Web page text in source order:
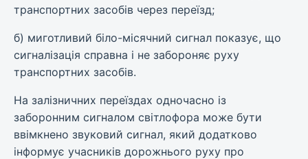
транспортних засобів через переїзд;
б) миготливий біло-місячний сигнал показує, що
сигналізація справна і не забороняє руху
транспортних засобів.
На залізничних переїздах одночасно із
заборонним сигналом світлофора може бути
ввімкнено звуковий сигнал, який додатково
інформує учасників дорожнього руху про